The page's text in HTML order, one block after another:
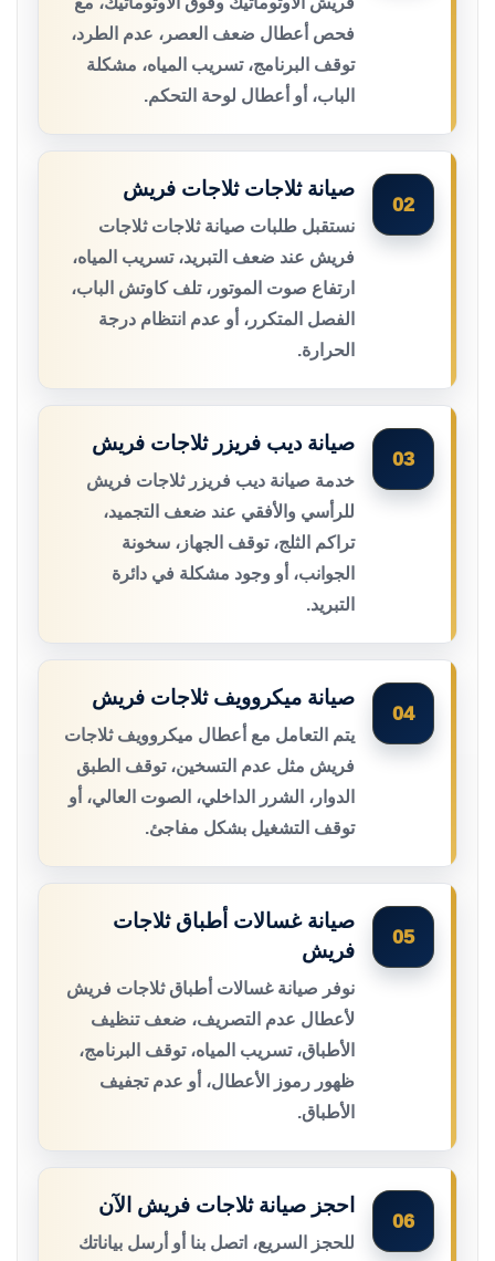
فحص أعطال ضعف العصر، عدم الطرد،
توقف البرنامج، تسريب المياه، مشكلة
الباب، أو أعطال لوحة التحكم.
02
صيانة ثلاجات ثلاجات فريش
نستقبل طلبات صيانة ثلاجات ثلاجات
فريش عند ضعف التبريد، تسريب المياه،
ارتفاع صوت الموتور، تلف كاوتش الباب،
الفصل المتكرر، أو عدم انتظام درجة
الحرارة.
03
صيانة ديب فريزر ثلاجات فريش
خدمة صيانة ديب فريزر ثلاجات فريش
للرأسي والأفقي عند ضعف التجميد،
تراكم الثلج، توقف الجهاز، سخونة
الجوانب، أو وجود مشكلة في دائرة
التبريد.
04
صيانة ميكروويف ثلاجات فريش
يتم التعامل مع أعطال ميكروويف ثلاجات
فريش مثل عدم التسخين، توقف الطبق
الدوار، الشرر الداخلي، الصوت العالي، أو
توقف التشغيل بشكل مفاجئ.
05
صيانة غسالات أطباق ثلاجات
فريش
نوفر صيانة غسالات أطباق ثلاجات فريش
لأعطال عدم التصريف، ضعف تنظيف
الأطباق، تسريب المياه، توقف البرنامج،
ظهور رموز الأعطال، أو عدم تجفيف
الأطباق.
06
احجز صيانة ثلاجات فريش الآن
للحجز السريع، اتصل بنا أو أرسل بياناتك